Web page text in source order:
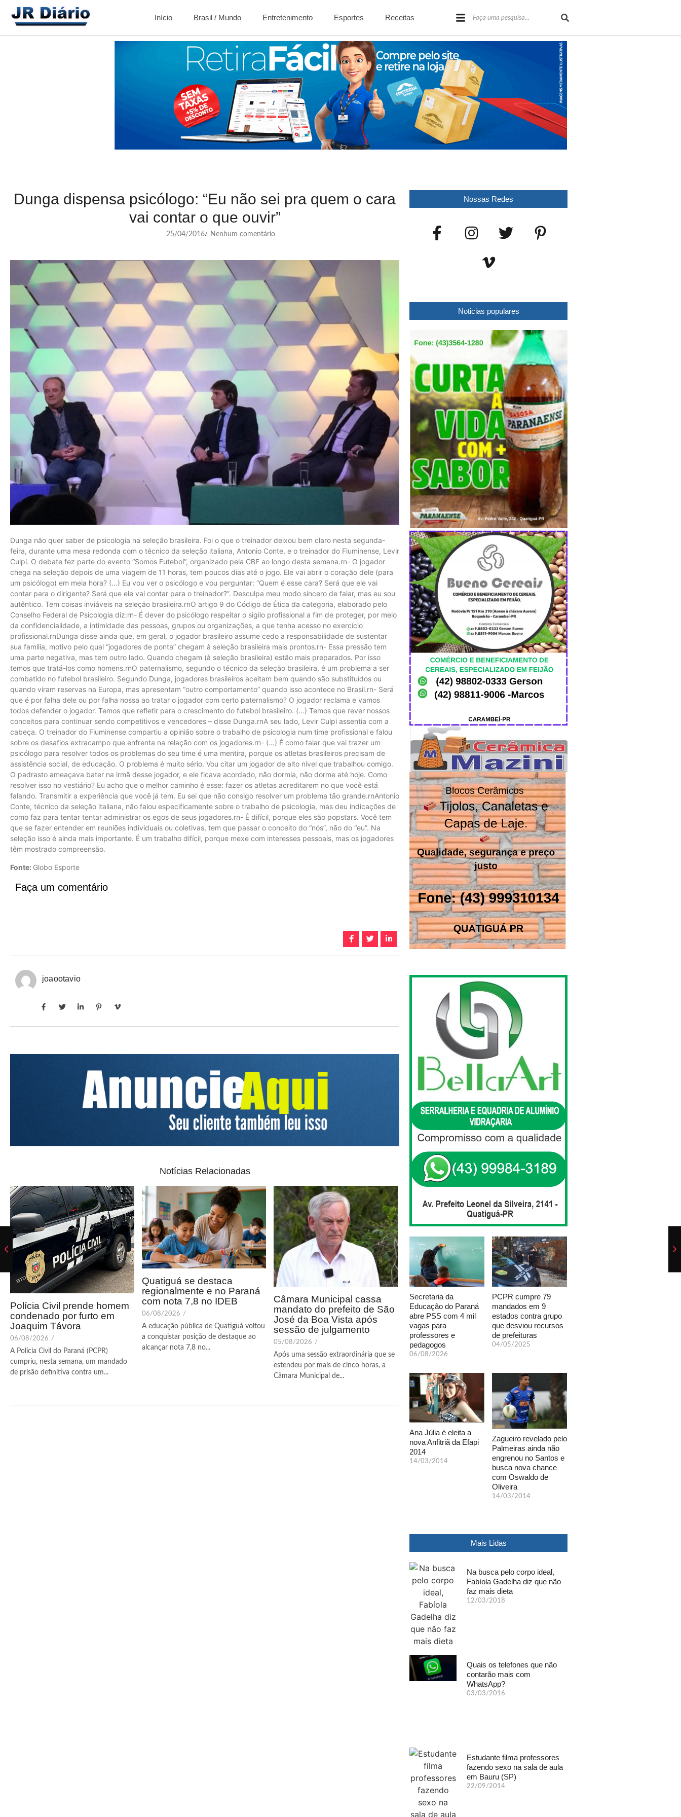
Início Brasil / Mundo Entretenimento Esportes Receitas
Dunga dispensa psicólogo: “Eu não sei pra quem o cara
vai contar o que ouvir”
25/04/2016/ Nenhum comentário
Dunga não quer saber de psicologia na seleção brasileira. Foi o que o treinador deixou bem claro nesta segunda-
feira, durante uma mesa redonda com o técnico da seleção italiana, Antonio Conte, e o treinador do Fluminense, Levir
Culpi. O debate fez parte do evento “Somos Futebol”, organizado pela CBF ao longo desta semana.rn- O jogador
chega na seleção depois de uma viagem de 11 horas, tem poucos dias até o jogo. Ele vai abrir o coração dele (para
um psicólogo) em meia hora? (…) Eu vou ver o psicólogo e vou perguntar: “Quem é esse cara? Será que ele vai
contar para o dirigente? Será que ele vai contar para o treinador?”. Desculpa meu modo sincero de falar, mas eu sou
autêntico. Tem coisas inviáveis na seleção brasileira.rnO artigo 9 do Código de Ética da categoria, elaborado pelo
Conselho Federal de Psicologia diz:rn- É dever do psicólogo respeitar o sigilo profissional a fim de proteger, por meio
da confidencialidade, a intimidade das pessoas, grupos ou organizações, a que tenha acesso no exercício
profissional.rnDunga disse ainda que, em geral, o jogador brasileiro assume cedo a responsabilidade de sustentar
sua família, motivo pelo qual “jogadores de ponta” chegam à seleção brasileira mais prontos.rn- Essa pressão tem
uma parte negativa, mas tem outro lado. Quando chegam (à seleção brasileira) estão mais preparados. Por isso
temos que tratá-los como homens.rnO paternalismo, segundo o técnico da seleção brasileira, é um problema a ser
combatido no futebol brasileiro. Segundo Dunga, jogadores brasileiros aceitam bem quando são substituídos ou
quando viram reservas na Europa, mas apresentam “outro comportamento” quando isso acontece no Brasil.rn- Será
que é por falha dele ou por falha nossa ao tratar o jogador com certo paternalismo? O jogador reclama e vamos
todos defender o jogador. Temos que refletir para o crescimento do futebol brasileiro. (…) Temos que rever nossos
conceitos para continuar sendo competitivos e vencedores – disse Dunga.rnA seu lado, Levir Culpi assentia com a
cabeça. O treinador do Fluminense compartiu a opinião sobre o trabalho de psicologia num time profissional e falou
sobre os desafios extracampo que enfrenta na relação com os jogadores.rn- (…) É como falar que vai trazer um
psicólogo para resolver todos os problemas do seu time é uma mentira, porque os atletas brasileiros precisam de
assistência social, de educação. O problema é muito sério. Vou citar um jogador de alto nível que trabalhou comigo.
O padrasto ameaçava bater na irmã desse jogador, e ele ficava acordado, não dormia, não dorme até hoje. Como
resolver isso no vestiário? Eu acho que o melhor caminho é esse: fazer os atletas acreditarem no que você está
falando. Transmitir a experiência que você já tem. Eu sei que não consigo resolver um problema tão grande.rnAntonio
Conte, técnico da seleção italiana, não falou especificamente sobre o trabalho de psicologia, mas deu indicações de
como faz para tentar tentar administrar os egos de seus jogadores.rn- É difícil, porque eles são popstars. Você tem
que se fazer entender em reuniões individuais ou coletivas, tem que passar o conceito do “nós”, não do “eu”. Na
seleção isso é ainda mais importante. É um trabalho difícil, porque mexe com interesses pessoais, mas os jogadores
têm mostrado compreensão.
Fonte: Globo Esporte
Faça um comentário
joaootavio
Notícias Relacionadas
Polícia Civil prende homem
condenado por furto em
Joaquim Távora
06/08/2026 /
A Polícia Civil do Paraná (PCPR)
cumpriu, nesta semana, um mandado
de prisão definitiva contra um...
Quatiguá se destaca
regionalmente e no Paraná
com nota 7,8 no IDEB
06/08/2026 /
A educação pública de Quatiguá voltou
a conquistar posição de destaque ao
alcançar nota 7,8 no...
Câmara Municipal cassa
mandato do prefeito de São
José da Boa Vista após
sessão de julgamento
05/08/2026 /
Após uma sessão extraordinária que se
estendeu por mais de cinco horas, a
Câmara Municipal de...
Nossas Redes
Noticias populares
Secretaria da
Educação do Paraná
abre PSS com 4 mil
vagas para
professores e
pedagogos
06/08/2026
PCPR cumpre 79
mandados em 9
estados contra grupo
que desviou recursos
de prefeituras
04/05/2025
Ana Júlia é eleita a
nova Anfitriã da Efapi
2014
14/03/2014
Zagueiro revelado pelo
Palmeiras ainda não
engrenou no Santos e
busca nova chance
com Oswaldo de
Oliveira
14/03/2014
Mais Lidas
Na busca pelo corpo ideal,
Fabíola Gadelha diz que não
faz mais dieta
12/03/2018
Quais os telefones que não
contarão mais com
WhatsApp?
03/03/2016
Estudante filma professores
fazendo sexo na sala de aula
em Bauru (SP)
22/09/2014